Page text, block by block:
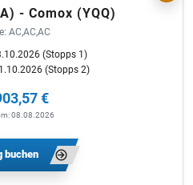
- Comox (YQQ)
AC,AC,AC
(Stopps 1)
(Stopps 2)
€
08.08.2026
buchen